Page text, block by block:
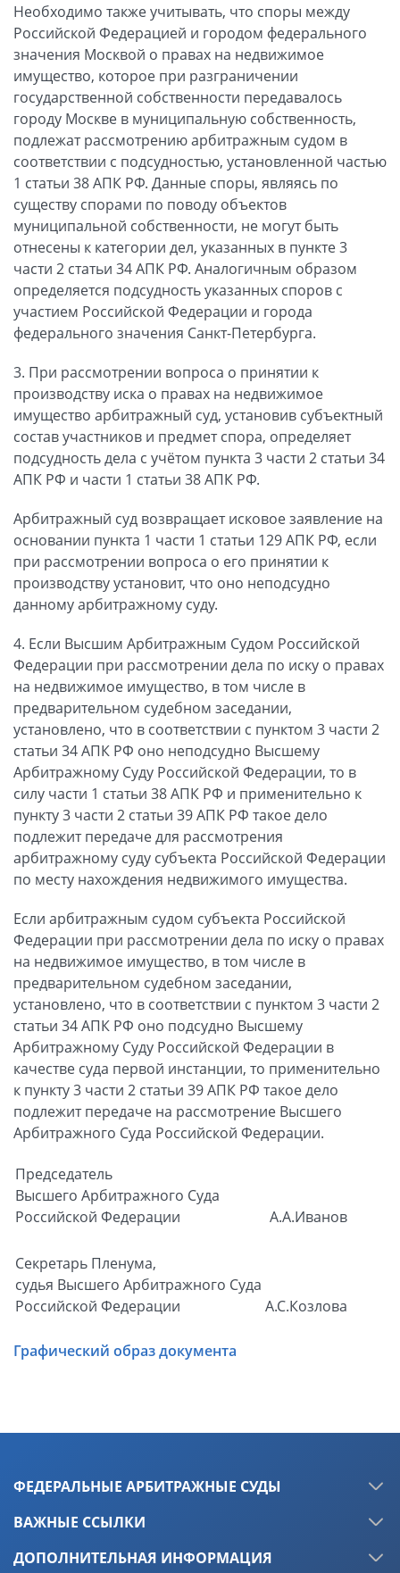
Необходимо также учитывать, что споры между
Российской Федерацией и городом федерального
значения Москвой о правах на недвижимое
имущество, которое при разграничении
государственной собственности передавалось
городу Москве в муниципальную собственность,
подлежат рассмотрению арбитражным судом в
соответствии с подсудностью, установленной частью
1 статьи 38 АПК РФ. Данные споры, являясь по
существу спорами по поводу объектов
муниципальной собственности, не могут быть
отнесены к категории дел, указанных в пункте 3
части 2 статьи 34 АПК РФ. Аналогичным образом
определяется подсудность указанных споров с
участием Российской Федерации и города
федерального значения Санкт-Петербурга.
3. При рассмотрении вопроса о принятии к
производству иска о правах на недвижимое
имущество арбитражный суд, установив субъектный
состав участников и предмет спора, определяет
подсудность дела с учётом пункта 3 части 2 статьи 34
АПК РФ и части 1 статьи 38 АПК РФ.
Арбитражный суд возвращает исковое заявление на
основании пункта 1 части 1 статьи 129 АПК РФ, если
при рассмотрении вопроса о его принятии к
производству установит, что оно неподсудно
данному арбитражному суду.
4. Если Высшим Арбитражным Судом Российской
Федерации при рассмотрении дела по иску о правах
на недвижимое имущество, в том числе в
предварительном судебном заседании,
установлено, что в соответствии с пунктом 3 части 2
статьи 34 АПК РФ оно неподсудно Высшему
Арбитражному Суду Российской Федерации, то в
силу части 1 статьи 38 АПК РФ и применительно к
пункту 3 части 2 статьи 39 АПК РФ такое дело
подлежит передаче для рассмотрения
арбитражному суду субъекта Российской Федерации
по месту нахождения недвижимого имущества.
Если арбитражным судом субъекта Российской
Федерации при рассмотрении дела по иску о правах
на недвижимое имущество, в том числе в
предварительном судебном заседании,
установлено, что в соответствии с пунктом 3 части 2
статьи 34 АПК РФ оно подсудно Высшему
Арбитражному Суду Российской Федерации в
качестве суда первой инстанции, то применительно
к пункту 3 части 2 статьи 39 АПК РФ такое дело
подлежит передаче на рассмотрение Высшего
Арбитражного Суда Российской Федерации.
Председатель
Высшего Арбитражного Суда
Российской Федерации
А.А.Иванов
Секретарь Пленума,
судья Высшего Арбитражного Суда
Российской Федерации
А.С.Козлова
Графический образ документа
ФЕДЕРАЛЬНЫЕ АРБИТРАЖНЫЕ СУДЫ
ВАЖНЫЕ ССЫЛКИ
ДОПОЛНИТЕЛЬНАЯ ИНФОРМАЦИЯ